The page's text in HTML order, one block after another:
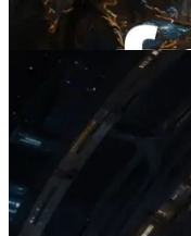
阅读此文章